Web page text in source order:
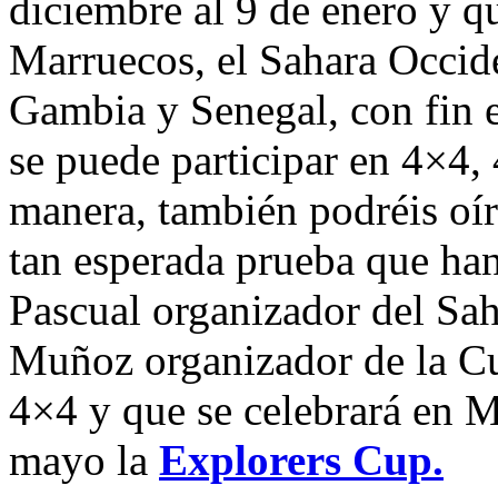
Marruecos, el Sahara
Gambia y Senegal, con fin
se puede participar en
manera, también podréis
tan esperada prueba que
Pascual organizador del
Muñoz organizador de la
4×4 y que se celebrará en
mayo la Explorers Cup.